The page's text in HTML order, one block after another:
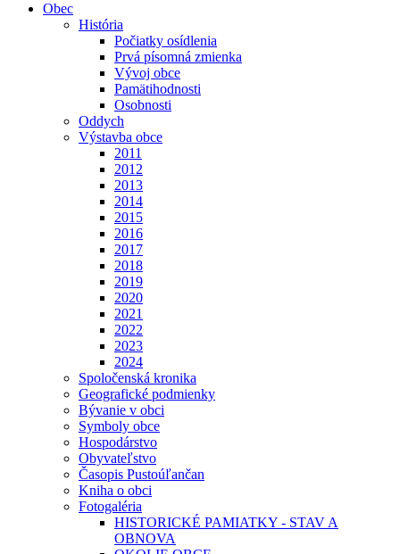
Obec
História
Počiatky osídlenia
Prvá písomná zmienka
Vývoj obce
Pamätihodnosti
Osobnosti
Oddych
Výstavba obce
2011
2012
2013
2014
2015
2016
2017
2018
2019
2020
2021
2022
2023
2024
Spoločenská kronika
Geografické podmienky
Bývanie v obci
Symboly obce
Hospodárstvo
Obyvateľstvo
Časopis Pustoúľančan
Kniha o obci
Fotogaléria
HISTORICKÉ PAMIATKY - STAV A
OBNOVA